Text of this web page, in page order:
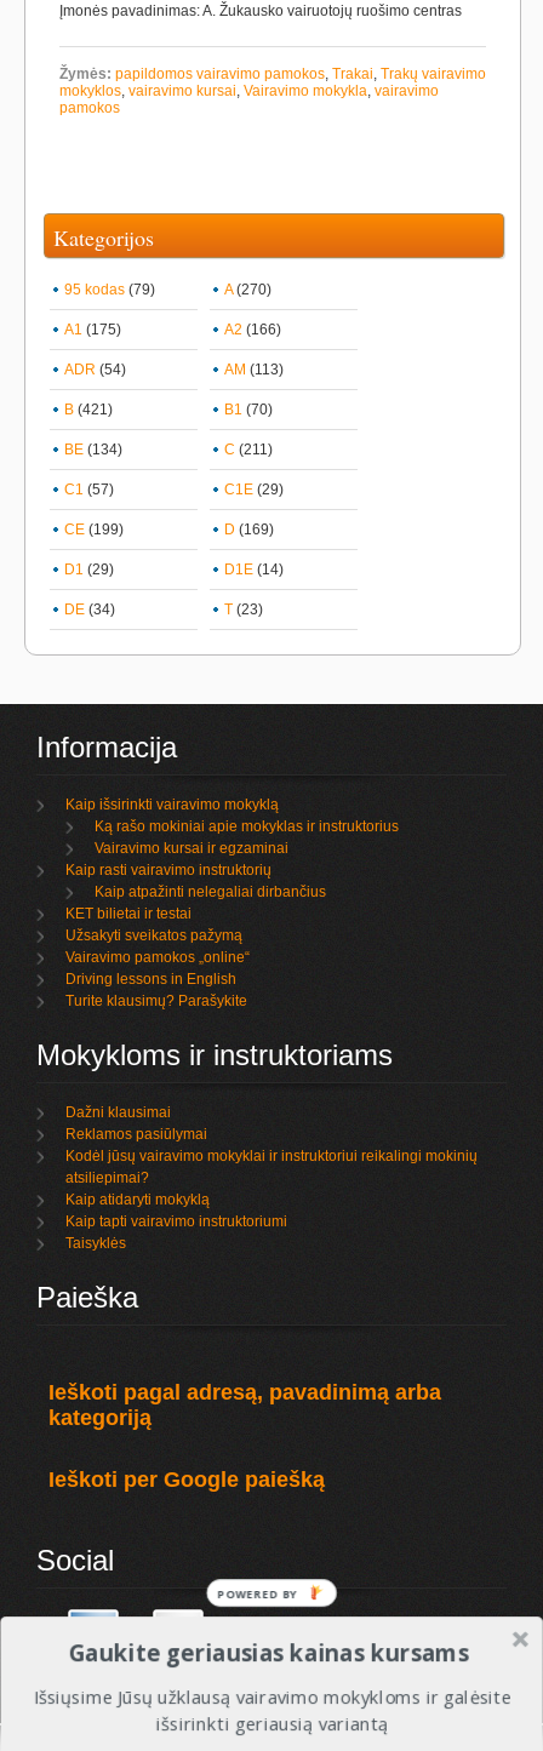
Įmonės pavadinimas: A. Žukausko vairuotojų ruošimo centras
Žymės: papildomos vairavimo pamokos, Trakai, Trakų vairavimo
mokyklos, vairavimo kursai, Vairavimo mokykla, vairavimo
pamokos
Kategorijos
95 kodas (79) A(270)
A1 (175) A2 (166)
ADR (54) AM (113)
B (421) B1 (70)
BE (134) C (211)
C1 (57) C1E (29)
CE (199) D (169)
D1 (29) D1E (14)
DE (34) T (23)
Informacija
Kaip išsirinkti vairavimo mokyklą
Ką rašo mokiniai apie mokyklas ir instruktorius
Vairavimo kursai ir egzaminai
Kaip rasti vairavimo instruktorių
Kaip atpažinti nelegaliai dirbančius
KET bilietai ir testai
Užsakyti sveikatos pažymą
Vairavimo pamokos „online“
Driving lessons in English
Turite klausimų? Parašykite
Mokykloms ir instruktoriams
Dažni klausimai
Reklamos pasiūlymai
Kodėl jūsų vairavimo mokyklai ir instruktoriui reikalingi mokinių
atsiliepimai?
Kaip atidaryti mokyklą
Kaip tapti vairavimo instruktoriumi
Taisyklės
Paieška
Ieškoti pagal adresą, pavadinimą arba
kategoriją
Ieškoti per Google paiešką
Social
Gaukite geriausias kainas kursams
Išsiųsime Jūsų užklausą vairavimo mokykloms ir galėsite
išsirinkti geriausią variantą
POWERED BY